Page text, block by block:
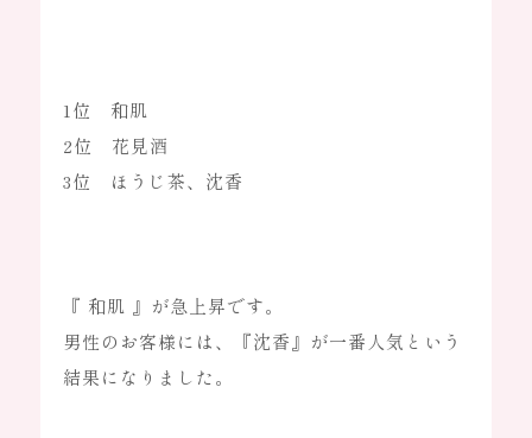
通常のお問い合わせ
有限会社ルズ
東京都品川区大崎1-6-1 TOC大崎ビルディング
1位 和肌
2位 花見酒
3位 ほうじ茶、沈香
『 和肌 』が急上昇です。
男性のお客様には、『沈香』が一番人気という
結果になりました。